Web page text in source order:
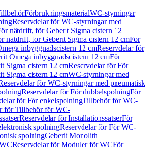
FörbrukningsmaterialWC-styrningar
Reservdelar för WC-styrningar med
nätdrift, för Geberit Sigma cistern 12
nätdrift, för Geberit Sigma cistern 12 cmFör
inbyggnadscistern 12 cmReservdelar för
Omega inbyggnadscistern 12 cmFör
Sigma cistern 12 cmReservdelar för För
Sigma cistern 12 cmWC-styrningar med
för WC-styrningar med pneumatisk
Reservdelar för För dubbelspolningFör
för För enkelspolningTillbehör för WC-
för Tillbehör för WC-
Reservdelar för InstallationssatserFör
spolningReservdelar för För WC-
spolningGeberit Monolith
Reservdelar för Moduler för WCFör